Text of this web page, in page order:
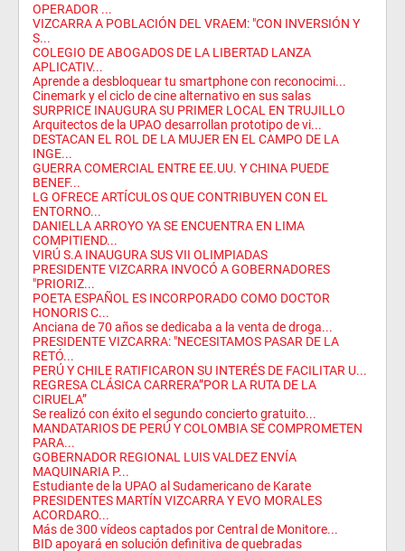
OPERADOR ...
VIZCARRA A POBLACIÓN DEL VRAEM: "CON INVERSIÓN Y
S...
COLEGIO DE ABOGADOS DE LA LIBERTAD LANZA
APLICATIV...
Aprende a desbloquear tu smartphone con reconocimi...
Cinemark y el ciclo de cine alternativo en sus salas
SURPRICE INAUGURA SU PRIMER LOCAL EN TRUJILLO
Arquitectos de la UPAO desarrollan prototipo de vi...
DESTACAN EL ROL DE LA MUJER EN EL CAMPO DE LA
INGE...
GUERRA COMERCIAL ENTRE EE.UU. Y CHINA PUEDE
BENEF...
LG OFRECE ARTÍCULOS QUE CONTRIBUYEN CON EL
ENTORNO...
DANIELLA ARROYO YA SE ENCUENTRA EN LIMA
COMPITIEND...
VIRÚ S.A INAUGURA SUS VII OLIMPIADAS
PRESIDENTE VIZCARRA INVOCÓ A GOBERNADORES
"PRIORIZ...
POETA ESPAÑOL ES INCORPORADO COMO DOCTOR
HONORIS C...
Anciana de 70 años se dedicaba a la venta de droga...
PRESIDENTE VIZCARRA: "NECESITAMOS PASAR DE LA
RETÓ...
PERÚ Y CHILE RATIFICARON SU INTERÉS DE FACILITAR U...
REGRESA CLÁSICA CARRERA”POR LA RUTA DE LA
CIRUELA”
Se realizó con éxito el segundo concierto gratuito...
MANDATARIOS DE PERÚ Y COLOMBIA SE COMPROMETEN
PARA...
GOBERNADOR REGIONAL LUIS VALDEZ ENVÍA
MAQUINARIA P...
Estudiante de la UPAO al Sudamericano de Karate
PRESIDENTES MARTÍN VIZCARRA Y EVO MORALES
ACORDARO...
Más de 300 vídeos captados por Central de Monitore...
BID apoyará en solución definitiva de quebradas